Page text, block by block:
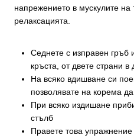
напрежението в мускулите
релаксацията.
Седнете с изправен гръб
кръста, от двете страни
На всяко вдишване си
позволявате на корема
При всяко издишане
стълб
Правете това